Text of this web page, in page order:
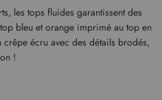
les tops fluides garantissent des
bleu et orange imprimé au top en
écru avec des détails brodés,
!